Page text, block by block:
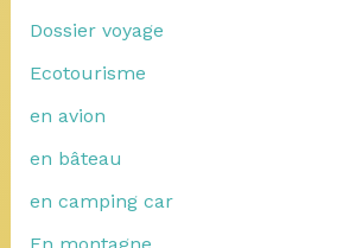
Dossier voyage
Ecotourisme
en avion
en bâteau
en camping car